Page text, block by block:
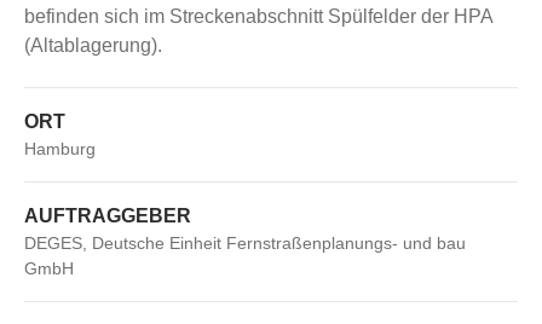
befinden sich im Streckenabschnitt Spülfelder der HPA
(Altablagerung).
ORT
Hamburg
AUFTRAGGEBER
DEGES, Deutsche Einheit Fernstraßenplanungs- und bau
GmbH